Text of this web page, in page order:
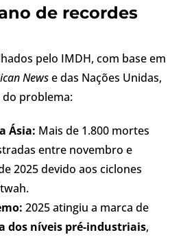
de recordes
pelo IMDH, com base em
Newse das Nações Unidas,
do problema:
Ásia: Mais de 1.800 mortes
entre novembro e
2025 devido aos ciclones
2025 atingiu a marca de
dos níveis pré-industriais,